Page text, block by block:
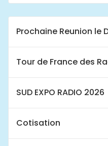
Prochaine Reunion le
Tour de France des
SUD EXPO RADIO 2026
Cotisation